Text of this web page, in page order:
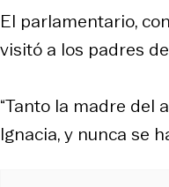
El parlamentario,
visitó a los padres
“Tanto la madre del
Ignacia, y nunca se